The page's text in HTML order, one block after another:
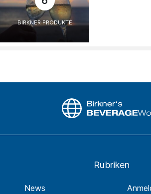
BIRKNER PRODUKTE
Rubriken
News